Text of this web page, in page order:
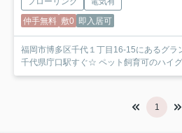
仲手無料 敷0 即入居可
福岡市博多区千代１丁目16-15にあるグラ
千代県庁口駅すぐ☆ ペット飼育可のハイグ
1